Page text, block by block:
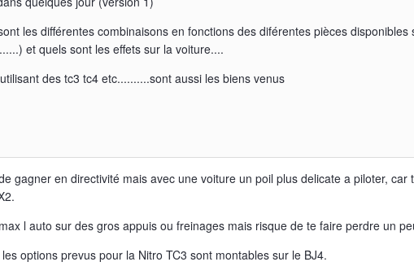
les différentes combinaisons en fonctions des diférentes pièces
et quels sont les effets sur la voiture....
des tc3 tc4 etc..........sont aussi les biens venus
gagner en directivité mais avec une voiture un poil plus delicate a piloter,
l auto sur des gros appuis ou freinages mais risque de te faire perdre un
options prevus pour la Nitro TC3 sont montables sur le BJ4.